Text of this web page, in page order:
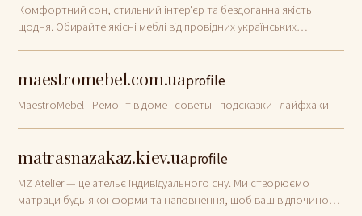
Комфортний сон, стильний інтер'єр та бездоганна якість
щодня. Обирайте якісні меблі від провідних українських
maestromebel.com.uaprofile
MaestroMebel - Ремонт в доме - советы - подсказки - лайфхаки
matrasnazakaz.kiev.uaprofile
MZ Atelier — це ательє індивідуального сну. Ми створюємо
матраци будь-якої форми та наповнення, щоб ваш відпочинок